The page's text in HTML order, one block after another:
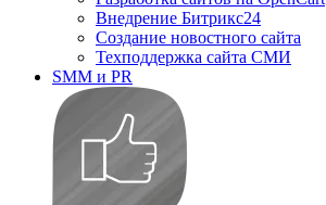
Внедрение Битрикс24
Создание новостного сайта
Техподдержка сайта СМИ
SMM и PR